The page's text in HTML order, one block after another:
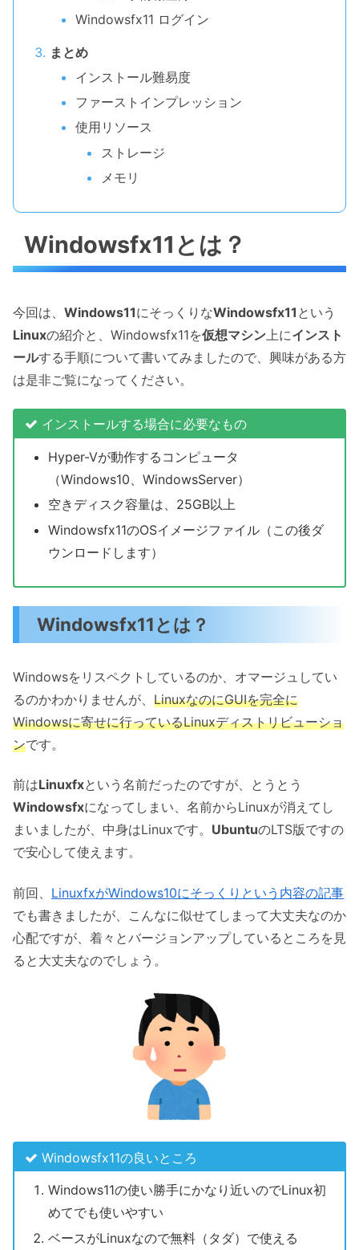
Windowsfx11 ログイン
まとめ
インストール難易度
ファーストインプレッション
使用リソース
ストレージ
メモリ
Windowsfx11とは？
今回は、 Windows11にそっくりなWindowsfx11 という
Linuxの紹介と、Windowsfx11を仮想マシン 上にインスト
ールする手順について書いてみましたので、興味がある方
は是非ご覧になってください。
インストールする場合に必要なもの
Hyper-Vが動作するコンピュータ
（Windows10、WindowsServer）
空きディスク容量は、25GB以上
Windowsfx11のOSイメージファイル（この後ダ
ウンロードします）
Windowsfx11とは？
Windowsをリスペクトしているのか、オマージュしてい
るのかわかりませんが、 LinuxなのにGUIを完全に
Windowsに寄せに行っているLinuxディストリビューショ
ンです。
前はLinuxfxという名前だったのですが、とうとう
Windowsfxになってしまい、名前からLinuxが消えてし
まいましたが、中身はLinuxです。 UbuntuのLTS版ですの
で安心して使えます。
前回、 LinuxfxがWindows10にそっくりという内容の記事
でも書きましたが、こんなに似せてしまって大丈夫なのか
心配ですが、着々とバージョンアップしているところを見
ると大丈夫なのでしょう。
Windowsfx11の良いところ
Windows11の使い勝手にかなり近いのでLinux初
めてでも使いやすい
ベースがLinuxなので無料（タダ）で使える